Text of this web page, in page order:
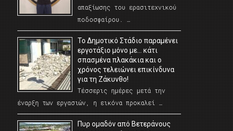
απαξίωσης του ερασιτεχνικού
ποδοσφαίρου. …
Το Δημοτικό Στάδιο παραμένει
εργοτάξιο μόνο με… κάτι
σπασμένα πλακάκια και ο
χρόνος τελειώνει επικίνδυνα
για τη Ζάκυνθο!
Τέσσερις ημέρες μετά την
έναρξη των εργασιών, η εικόνα προκαλεί …
Πυρ ομαδόν από Βετεράνους